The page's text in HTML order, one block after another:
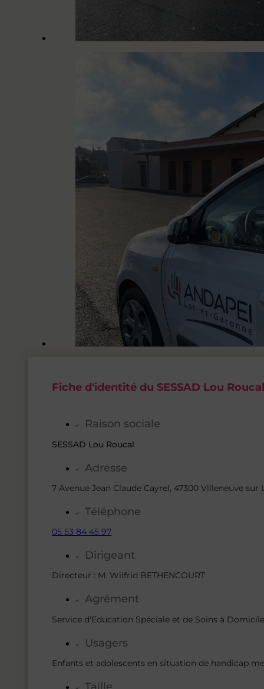
Fiche d'identité du SESSAD Lou Roucal
Raison sociale
SESSAD Lou Roucal
Adresse
7 Avenue Jean Claude Cayrel, 47300 Villeneuve sur
Téléphone
05 53 84 45 97
Dirigeant
Directeur : M. Wilfrid BETHENCOURT
Agrément
Service d'Education Spéciale et de Soins à
Usagers
Enfants et adolescents en situation de handicap